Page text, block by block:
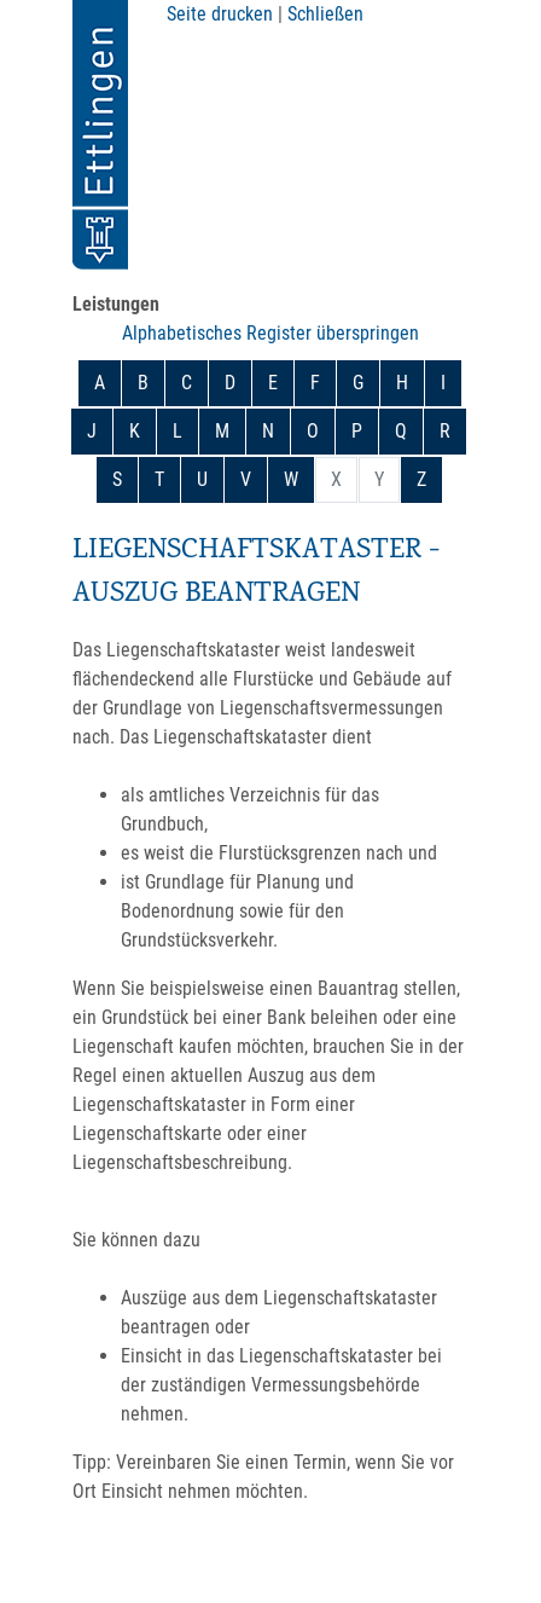
Seite drucken | Schließen
Leistungen
Alphabetisches Register überspringen
A B C D E F G H I
J K L M N O P Q R
S T U V W X Y Z
LIEGENSCHAFTSKATASTER -
AUSZUG BEANTRAGEN
Das Liegenschaftskataster weist landesweit
flächendeckend alle Flurstücke und Gebäude auf
der Grundlage von Liegenschaftsvermessungen
nach. Das Liegenschaftskataster dient
als amtliches Verzeichnis für das
Grundbuch,
es weist die Flurstücksgrenzen nach und
ist Grundlage für Planung und
Bodenordnung sowie für den
Grundstücksverkehr.
Wenn Sie beispielsweise einen Bauantrag stellen,
ein Grundstück bei einer Bank beleihen oder eine
Liegenschaft kaufen möchten, brauchen Sie in der
Regel einen aktuellen Auszug aus dem
Liegenschaftskataster in Form einer
Liegenschaftskarte oder einer
Liegenschaftsbeschreibung.
Sie können dazu
Auszüge aus dem Liegenschaftskataster
beantragen oder
Einsicht in das Liegenschaftskataster bei
der zuständigen Vermessungsbehörde
nehmen.
Tipp: Vereinbaren Sie einen Termin, wenn Sie vor
Ort Einsicht nehmen möchten.